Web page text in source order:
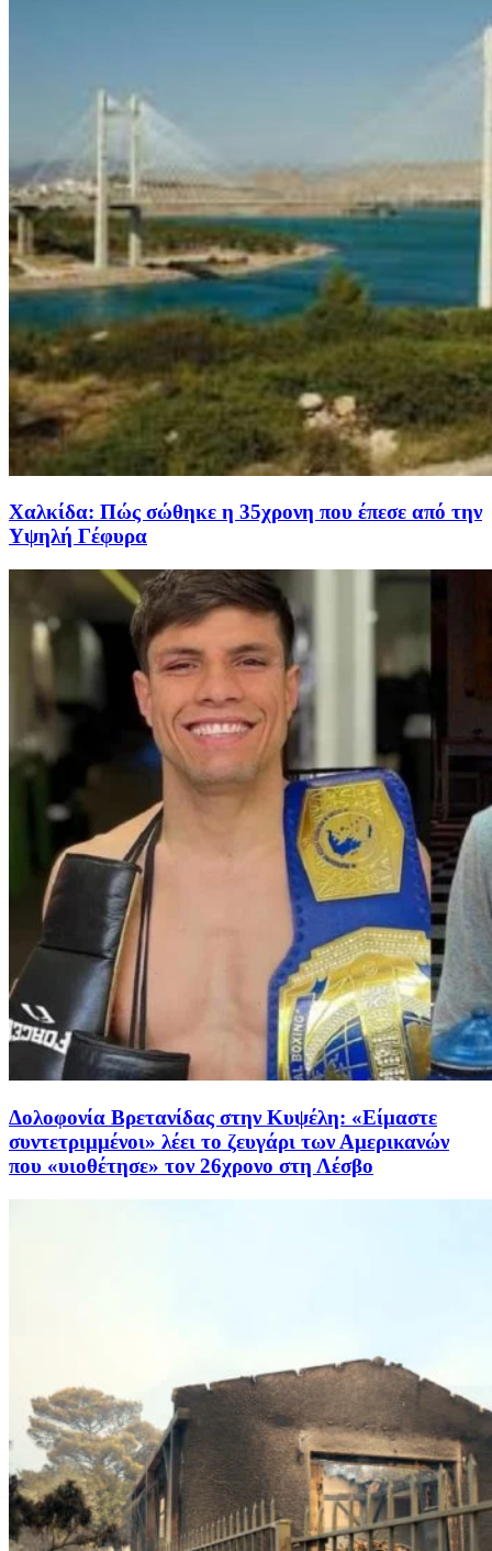
Χαλκίδα: Πώς σώθηκε η 35χρονη που έπεσε από την
Υψηλή Γέφυρα
Δολοφονία Βρετανίδας στην Κυψέλη: «Είμαστε
συντετριμμένοι» λέει το ζευγάρι των Αμερικανών
που «υιοθέτησε» τον 26χρονο στη Λέσβο